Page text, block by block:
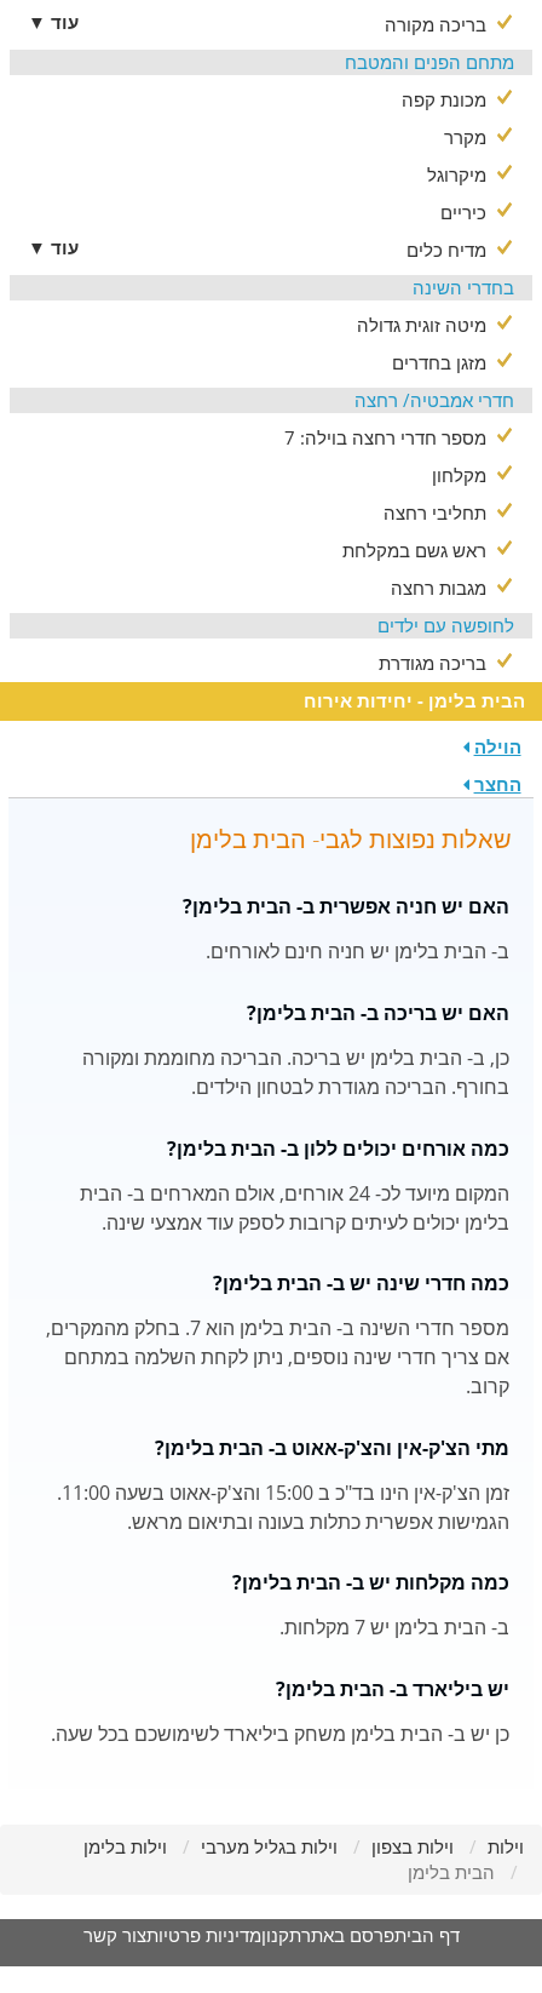
בריכה מקורה
עוד ▼
מתחם הפנים והמטבח
מכונת קפה
מקרר
מיקרוגל
כיריים
מדיח כלים
עוד ▼
בחדרי השינה
מיטה זוגית גדולה
מזגן בחדרים
חדרי אמבטיה/ רחצה
מספר חדרי רחצה בוילה: 7
מקלחון
תחליבי רחצה
ראש גשם במקלחת
מגבות רחצה
לחופשה עם ילדים
בריכה מגודרת
הבית בלימן - יחידות אירוח
הוילה
החצר
שאלות נפוצות לגבי- הבית בלימן
האם יש חניה אפשרית ב- הבית בלימן?
ב- הבית בלימן יש חניה חינם לאורחים.
האם יש בריכה ב- הבית בלימן?
כן, ב- הבית בלימן יש בריכה. הבריכה מחוממת ומקורה
בחורף. הבריכה מגודרת לבטחון הילדים.
כמה אורחים יכולים ללון ב- הבית בלימן?
המקום מיועד לכ- 24 אורחים, אולם המארחים ב- הבית
בלימן יכולים לעיתים קרובות לספק עוד אמצעי שינה.
כמה חדרי שינה יש ב- הבית בלימן?
מספר חדרי השינה ב- הבית בלימן הוא 7. בחלק מהמקרים,
אם צריך חדרי שינה נוספים, ניתן לקחת השלמה במתחם
קרוב.
מתי הצ'ק-אין והצ'ק-אאוט ב- הבית בלימן?
זמן הצ'ק-אין הינו בד"כ ב 15:00 והצ'ק-אאוט בשעה 11:00.
הגמישות אפשרית כתלות בעונה ובתיאום מראש.
כמה מקלחות יש ב- הבית בלימן?
ב- הבית בלימן יש 7 מקלחות.
יש ביליארד ב- הבית בלימן?
כן יש ב- הבית בלימן משחק ביליארד לשימושכם בכל שעה.
וילות וילות בצפון וילות בגליל מערבי
וילות בלימן
הבית בלימן
דף הביתפרסם באתרתקנוןמדיניות פרטיותצור קשר